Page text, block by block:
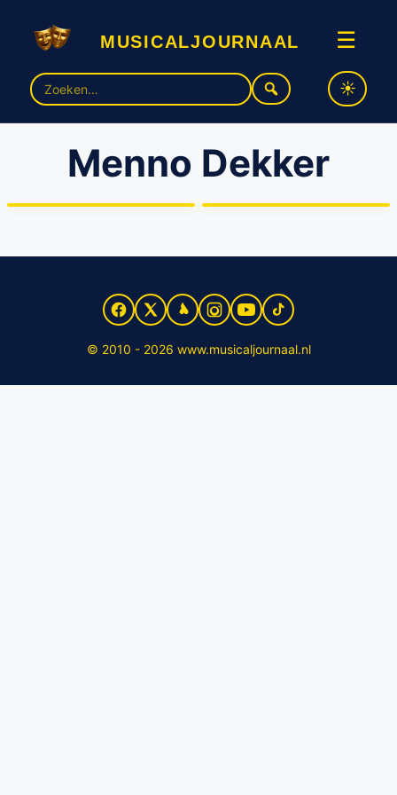
musicaljournaal ☰
Zoek
naar:
Menno Dekker
Alfred van den Heuvel keert
terug naar het theater als
Nieuwe cast ‘Spring
© 2010 - 2026 www.musicaljournaal.nl